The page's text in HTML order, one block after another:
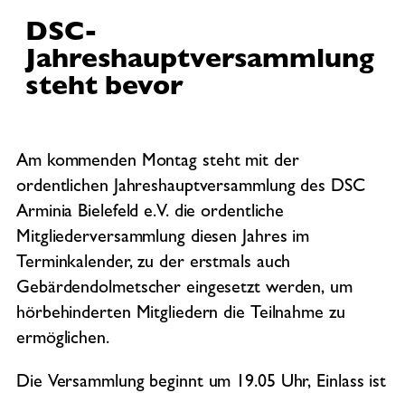
DSC-
Jahreshauptversammlung
steht bevor
Am kommenden Montag steht mit der
ordentlichen Jahreshauptversammlung des DSC
Arminia Bielefeld e.V. die ordentliche
Mitgliederversammlung diesen Jahres im
Terminkalender, zu der erstmals auch
Gebärdendolmetscher eingesetzt werden, um
hörbehinderten Mitgliedern die Teilnahme zu
ermöglichen.
Die Versammlung beginnt um 19.05 Uhr, Einlass ist